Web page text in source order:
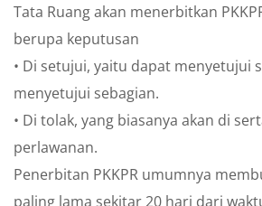
Tata Ruang akan menerbitkan
berupa keputusan
• Di setujui, yaitu dapat menyetujui
menyetujui sebagian.
• Di tolak, yang biasanya akan di
perlawanan.
Penerbitan PKKPR umumnya
paling lama sekitar 20 hari dari